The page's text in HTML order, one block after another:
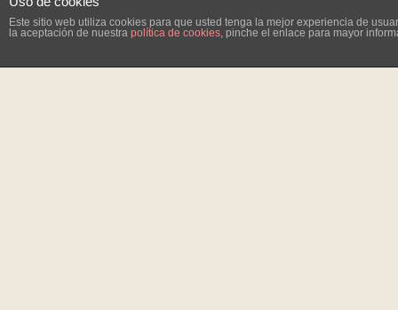
Este sitio web utiliza cookies para que usted tenga la mejor experiencia de
la aceptación de nuestra política de cookies, pinche el enlace para mayor